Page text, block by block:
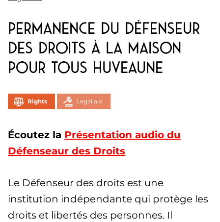
Permanence du Défenseur
des Droits à la Maison
pour Tous Huveaune
Rights Legal aid
Écoutez la Présentation audio du
Défenseaur des Droits
Le Défenseur des droits est une
institution indépendante qui protège les
droits et libertés des personnes. Il